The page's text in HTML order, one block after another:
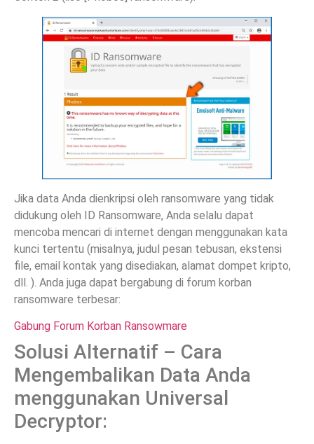
Jika data Anda dienkripsi oleh ransomware yang tidak
didukung oleh ID Ransomware, Anda selalu dapat
mencoba mencari di internet dengan menggunakan kata
kunci tertentu (misalnya, judul pesan tebusan, ekstensi
file, email kontak yang disediakan, alamat dompet kripto,
dll. ). Anda juga dapat bergabung di forum korban
ransomware terbesar:
Gabung Forum Korban Ransowmare
Solusi Alternatif – Cara
Mengembalikan Data Anda
menggunakan Universal
Decryptor: